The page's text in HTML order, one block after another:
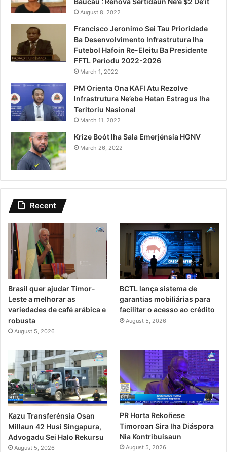
August 8, 2022
Francisco Jeronimo Sei Tau Prioridade
Ba Desenvolvimento Infrastrutura Iha
Futebol Hafoin Re-Eleitu Ba Presidente
FFTL Periodu 2022-2026
March 1, 2022
PM Orienta Ona KAFI Atu Rezolve
Infrastrutura Ne’ebe Hetan Estragus Iha
Teritoriu Nasional
March 11, 2022
Krize Boót Iha Sala Emerjénsia HGNV
March 26, 2022
Recent
Brasil quer ajudar Timor-
Leste a melhorar as
variedades de café arábica e
robusta
August 5, 2026
BCTL lança sistema de
garantias mobiliárias para
facilitar o acesso ao crédito
August 5, 2026
Kazu Transferénsia Osan
Millaun 42 Husi Singapura,
Advogadu Sei Halo Rekursu
August 5, 2026
PR Horta Rekoñese
Timoroan Sira Iha Diáspora
Nia Kontribuisaun
August 5, 2026